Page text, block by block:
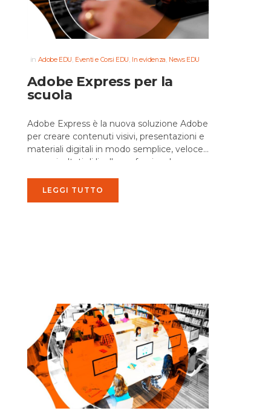
in Adobe EDU, Eventi e Corsi EDU, In evidenza, News EDU
Adobe Express per la
scuola
Adobe Express è la nuova soluzione Adobe
per creare contenuti visivi, presentazioni e
materiali digitali in modo semplice, veloce
e con risultati di livello professionale....
LEGGI TUTTO